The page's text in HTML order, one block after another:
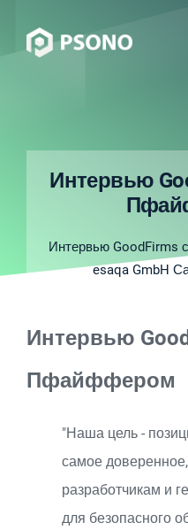
Интервью
Интервью GoodFirms
esaqa GmbH
Интервью
Пфайффером
"Наша цель -
самое
разработчикам и
для безопасного